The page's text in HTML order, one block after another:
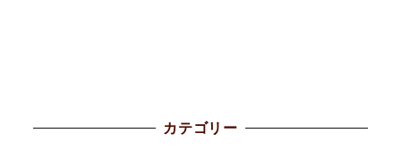
カテゴリー